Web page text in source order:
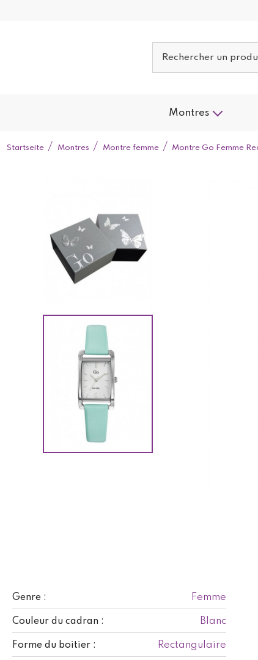
Montres
Startseite Montres Montre femme Montre Go Femme
Genre : Femme
Couleur du cadran : Blanc
Forme du boitier : Rectangulaire